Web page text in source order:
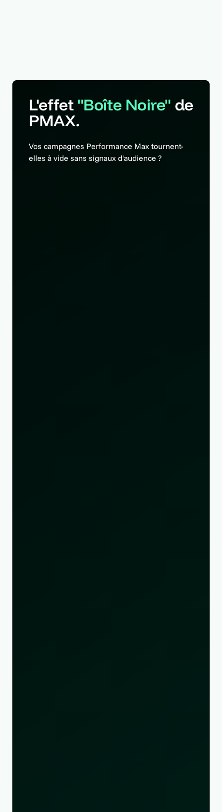
L'effet "Boîte Noire" de
PMAX.
Vos campagnes Performance Max tournent-
elles à vide sans signaux d'audience ?